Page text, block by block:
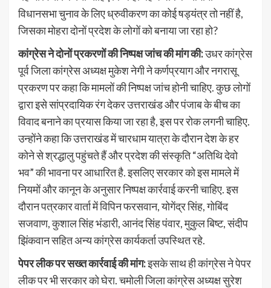
विधानसभा चुनाव के लिए ध्रुवीकरण का कोई षड्यंत्र तो नहीं है,
जिसका मोहरा दोनों प्रदेश के लोगों को बनाया जा रहा हो?
कांग्रेस ने दोनों प्रकरणों की निष्पक्ष जांच की मांग की:उधर कांग्रेस
पूर्व जिला कांग्रेस अध्यक्ष मुकेश नेगी ने कर्णप्रयाग और नगरासू
प्रकरण पर कहा कि मामलों की निष्पक्ष जांच होनी चाहिए. कुछ लोगों
द्वारा इसे सांप्रदायिक रंग देकर उत्तराखंड और पंजाब के बीच का
विवाद बनाने का प्रयास किया जा रहा है, इस पर रोक लगनी चाहिए.
उन्होंने कहा कि उत्तराखंड में चारधाम यात्रा के दौरान देश के हर
कोने से श्रद्धालु पहुंचते हैं और प्रदेश की संस्कृति “अतिथि देवो
भव” की भावना पर आधारित है. इसलिए सरकार को इस मामले में
नियमों और कानून के अनुसार निष्पक्ष कार्रवाई करनी चाहिए. इस
दौरान पत्रकार वार्ता में विपिन फरसवान, योगेंद्र सिंह, गोबिंद
सजवाण, कुशाल सिंह भंडारी, आनंद सिंह पंवार, मुकुल बिष्ट, संदीप
झिंकवान सहित अन्य कांग्रेस कार्यकर्ता उपस्थित रहे.
पेपर लीक पर सख्त कार्रवाई की मांग:इसके साथ ही कांग्रेस ने पेपर
लीक पर भी सरकार को घेरा. चमोली जिला कांग्रेस अध्यक्ष सुरेश